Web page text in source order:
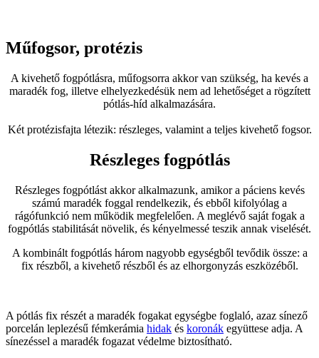
Műfogsor, protézis
A kivehető fogpótlásra, műfogsorra akkor van szükség, ha kevés a
maradék fog, illetve elhelyezkedésük nem ad lehetőséget a rögzített
pótlás-híd alkalmazására.
Két protézisfajta létezik: részleges, valamint a teljes kivehető fogsor.
Részleges fogpótlás
Részleges fogpótlást akkor alkalmazunk, amikor a páciens kevés
számú maradék foggal rendelkezik, és ebből kifolyólag a
rágófunkció nem működik megfelelően. A meglévő saját fogak a
fogpótlás stabilitását növelik, és kényelmessé teszik annak viselését.
A kombinált fogpótlás három nagyobb egységből tevődik össze: a
fix részből, a kivehető részből és az elhorgonyzás eszközéből.
A pótlás fix részét a maradék fogakat egységbe foglaló, azaz sínező
porcelán leplezésű fémkerámia hidak és koronák együttese adja. A
sínezéssel a maradék fogazat védelme biztosítható.